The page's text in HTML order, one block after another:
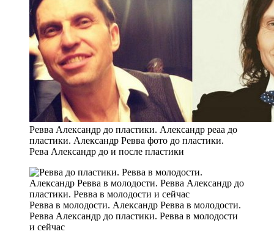
Ревва Александр до пластики. Александр реаа до
пластики. Александр Ревва фото до пластики.
Рева Александр до и после пластики
Ревва в молодости. Александр Ревва в молодости.
Ревва Александр до пластики. Ревва в молодости
и сейчас